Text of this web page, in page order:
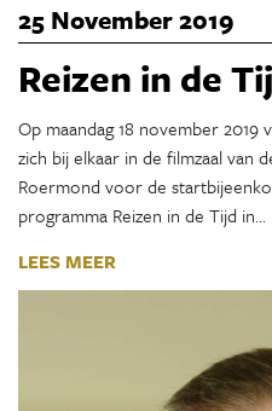
25 November 2019
Reizen in de
Op maandag 18 november
zich bij elkaar in de filmzaal van
Roermond voor de
programma Reizen in de Tijd in…
LEES MEER